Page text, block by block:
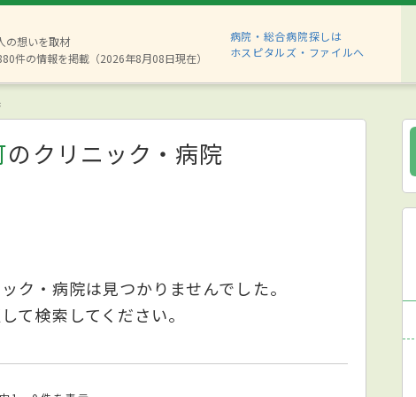
の想いを取材
件の情報を掲載（2026年8月08日現在）
病院・総合病院探しは
ホスピタルズ・ファイルへ
のクリニック・病院
ク・病院は見つかりませんでした。
て検索してください。